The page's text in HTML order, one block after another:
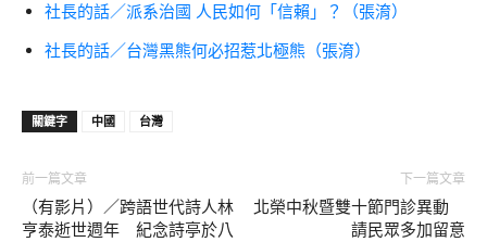
社長的話／派系治國 人民如何「信賴」？（張淯）
社長的話／台灣黑熊何必招惹北極熊（張淯）
關鍵字 中國 台灣
前一篇文章
（有影片）／跨語世代詩人林
亨泰逝世週年 紀念詩亭於八
下一篇文章
北榮中秋暨雙十節門診異動
請民眾多加留意